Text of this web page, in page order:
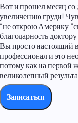
Вот и прошел месяц
увеличению груди!
“не открою Америку
благодарность
Вы просто настоящий
профессионал и это
потому как на первой
великолепный
Записаться